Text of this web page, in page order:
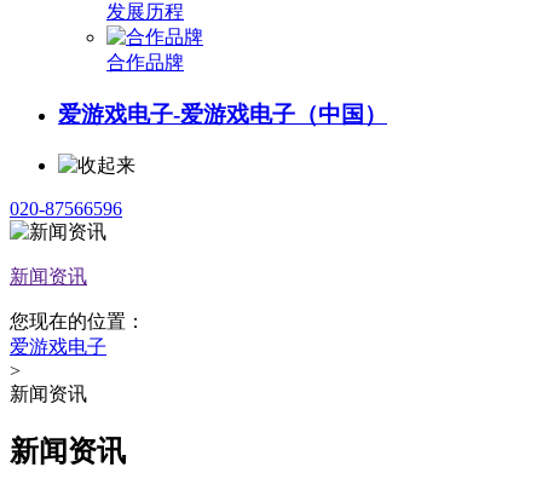
发展历程
合作品牌
爱游戏电子-爱游戏电子（中国）
020-87566596
新闻资讯
您现在的位置：
爱游戏电子
>
新闻资讯
新闻资讯